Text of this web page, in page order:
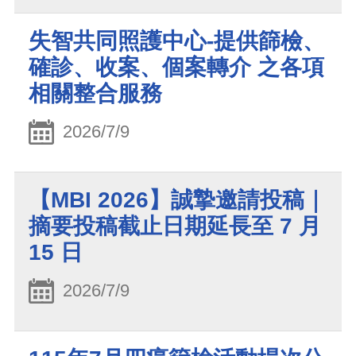
失智共同照護中心-提供篩檢、
確診、收案、個案轉介 之各項
相關整合服務
2026/7/9
【MBI 2026】誠摯邀請投稿｜
摘要投稿截止日期延長至 7 月
15 日
2026/7/9